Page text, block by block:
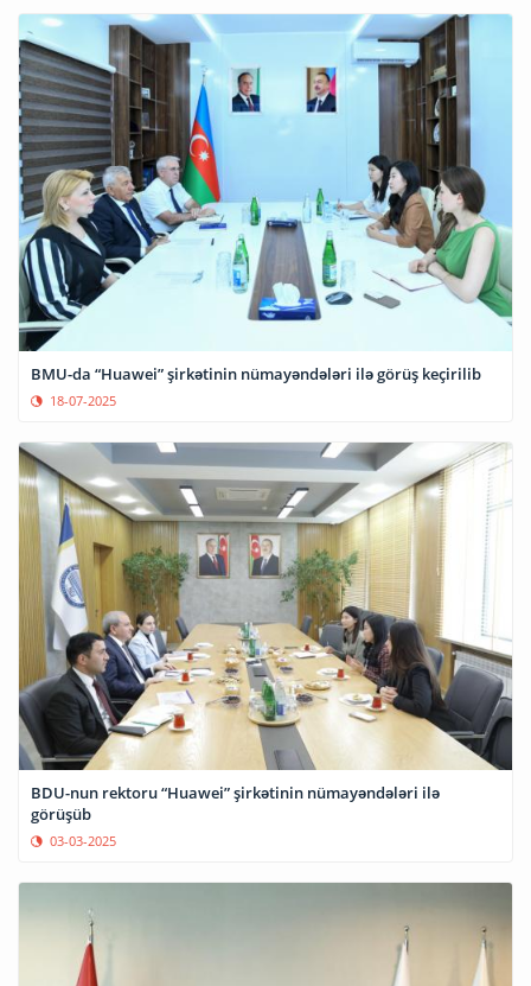
BMU-da “Huawei” şirkətinin nümayəndələri ilə görüş keçirilib
18-07-2025
BDU-nun rektoru “Huawei” şirkətinin nümayəndələri ilə
görüşüb
03-03-2025